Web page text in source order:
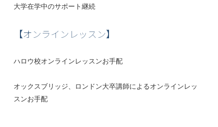
大学在学中のサポート継続
【オンラインレッスン】
ハロウ校オンラインレッスンお手配
オックスブリッジ、ロンドン大卒講師によるオンラインレッ
スンお手配